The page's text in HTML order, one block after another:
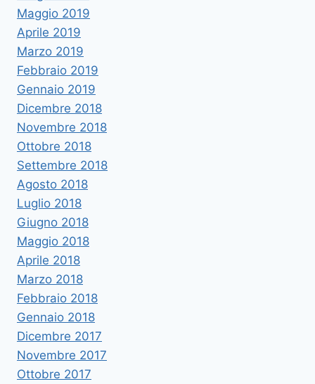
Maggio 2019
Aprile 2019
Marzo 2019
Febbraio 2019
Gennaio 2019
Dicembre 2018
Novembre 2018
Ottobre 2018
Settembre 2018
Agosto 2018
Luglio 2018
Giugno 2018
Maggio 2018
Aprile 2018
Marzo 2018
Febbraio 2018
Gennaio 2018
Dicembre 2017
Novembre 2017
Ottobre 2017